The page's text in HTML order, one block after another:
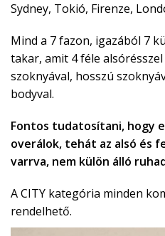
Sydney, Tokió, Firenze,
Mind a 7 fazon, igazából 7
takar, amit 4 féle
szoknyával, hosszú
bodyval.
Fontos tudatosítani, hogy
overálok, tehát az alsó és
varrva, nem külön álló
A CITY kategória minden
rendelhető.